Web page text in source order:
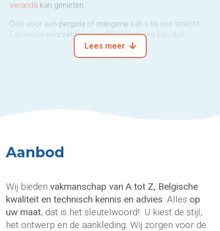
veranda kan genieten.
Ook voor een pergola of orangerie kan u bij ons terecht.
Een nieuw voorzetgevelnodig? Bij Isovera kan dat!
Dankzij onze jarenlange ervaring hebben wij een sterk team
landelijke of hedendaagse look? Wil u muren uitbreken,
Wij begeleiden u van A tot Z bij uw project. Dankzij ons
Dankzij onze sterke service kregen we van Bobex-
gebruikers de hoogste kwaliteitsscore. Wij willen u als klant
tevreden stellen, en stellen daarvoor alles in het werk.
Lees meer
Aanbod
Wij bieden vakmanschap van A tot Z, Belgische
kwaliteit en technisch kennis en advies. Alles op
uw maat, dat is het sleutelwoord! U kiest de stijl,
het ontwerp en de aankleding. Wij zorgen voor de